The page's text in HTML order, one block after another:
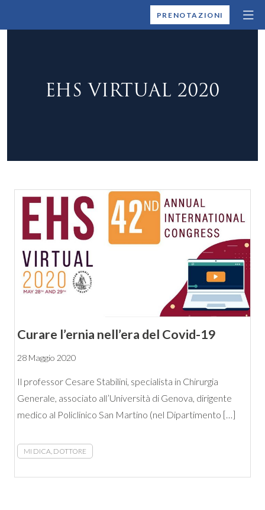
MONTALLEGROPRENOTAZIONI
EHS VIRTUAL 2020
Curare l’ernia nell’era del Covid-19
28 Maggio 2020
Il professor Cesare Stabilini, specialista in Chirurgia
Generale, associato all’Università di Genova, dirigente
medico al Policlinico San Martino (nel Dipartimento […]
MI DICA, DOTTORE